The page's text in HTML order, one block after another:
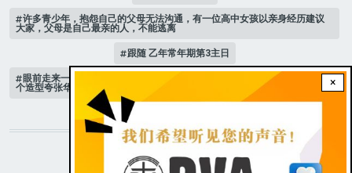
×
许多青少年，抱怨自己的父母无法沟通，有一位高中女孩以亲身经历建议
大家，父母是自己最亲的人，不能逃离
跟随 乙年常年期第3主日
眼前走来一位魔女，可爱的妖媚中带点邪恶，身上穿著宫廷的小丑服，整
个造型夸张华丽，非常特殊。
STAY CONNECTED WITH US!